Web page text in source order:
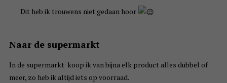
Dit heb ik trouwens niet gedaan hoor
Naar de supermarkt
In de supermarkt koop ik van bijna elk product alles dubbel of
meer, zo heb ik altijd iets op voorraad.